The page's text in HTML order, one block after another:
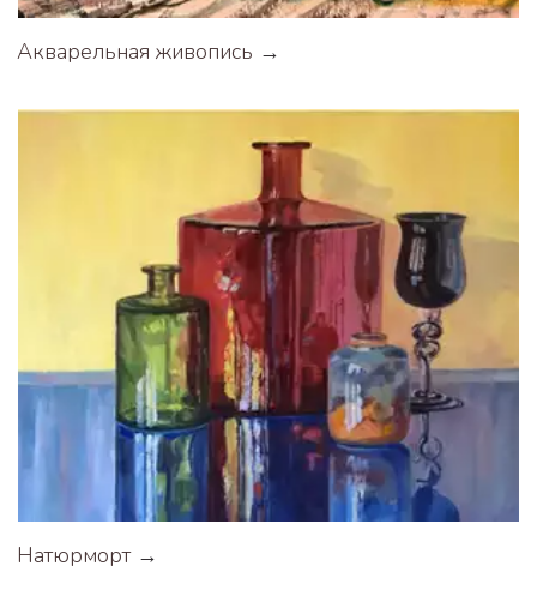
Акварельная живопись →
Натюрморт →